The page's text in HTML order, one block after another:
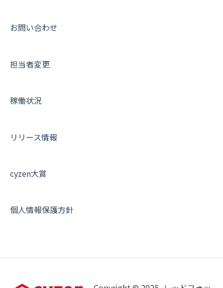
オプション関連について
証明書認証について
お問い合わせ
担当者変更
稼働状況
リリース情報
cyzen大賞
個人情報保護方針